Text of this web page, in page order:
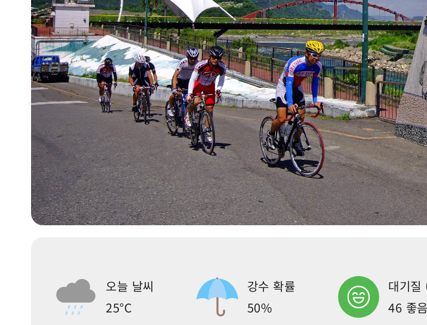
오늘 날씨
25°C
강수 확률
50%
대기질
46 좋음